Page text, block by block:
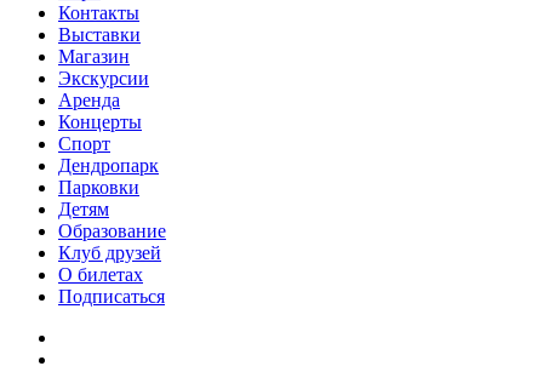
Контакты
Выставки
Магазин
Экскурсии
Аренда
Концерты
Спорт
Дендропарк
Парковки
Детям
Образование
Клуб друзей
О билетах
Подписаться